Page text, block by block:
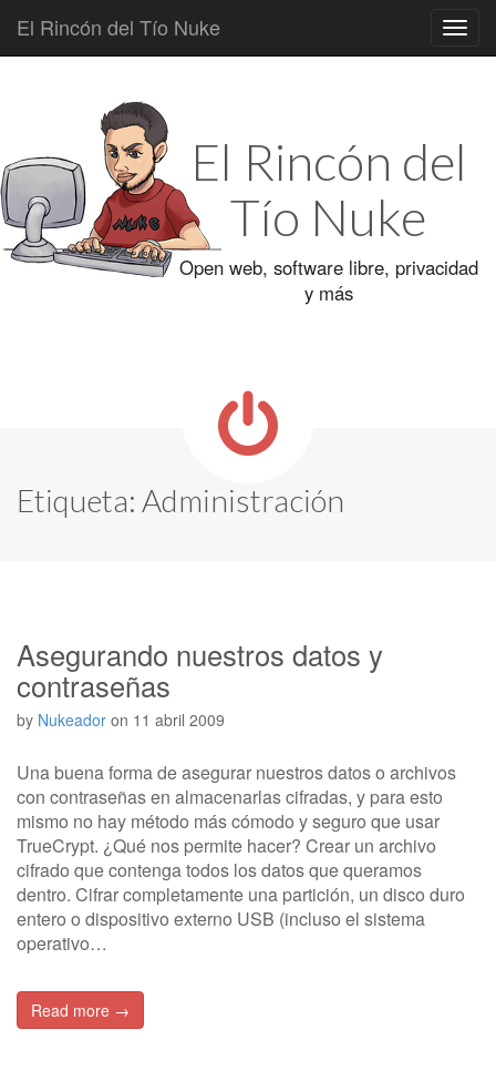
El Rincón del Tío Nuke
El Rincón del
Tío Nuke
Open web, software libre, privacidad
y más
Etiqueta: Administración
Asegurando nuestros datos y
contraseñas
by Nukeador on 11 abril 2009
Una buena forma de asegurar nuestros datos o archivos
con contraseñas en almacenarlas cifradas, y para esto
mismo no hay método más cómodo y seguro que usar
TrueCrypt. ¿Qué nos permite hacer? Crear un archivo
cifrado que contenga todos los datos que queramos
dentro. Cifrar completamente una partición, un disco duro
entero o dispositivo externo USB (incluso el sistema
operativo…
Read more →